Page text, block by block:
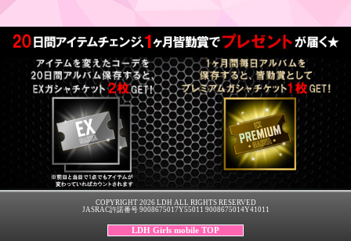
COPYRIGHT 2026 LDH ALL RIGHTS RESERVED
JASRAC許諾番号 9008675017Y55011 9008675014Y41011
LDH Girls mobile TOP